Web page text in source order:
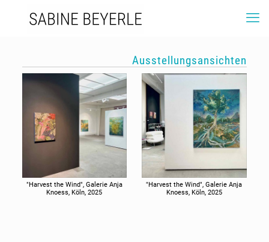
Ausstellungsansichten
"Harvest the Wind", Galerie Anja
Knoess, Köln, 2025
"Harvest the Wind", Galerie Anja
Knoess, Köln, 2025